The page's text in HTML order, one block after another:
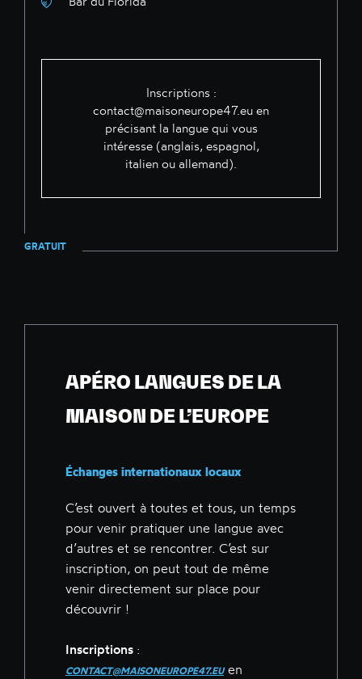
Inscriptions :
contact@maisoneurope47.eu en
précisant la langue qui vous
intéresse (anglais, espagnol,
italien ou allemand).
GRATUIT
APÉRO LANGUES DE LA
MAISON DE L’EUROPE
Échanges internationaux locaux
C’est ouvert à toutes et tous, un temps
pour venir pratiquer une langue avec
d’autres et se rencontrer. C’est sur
inscription, on peut tout de même
venir directement sur place pour
découvrir !
Inscriptions :
CONTACT@MAISONEUROPE47.EUen